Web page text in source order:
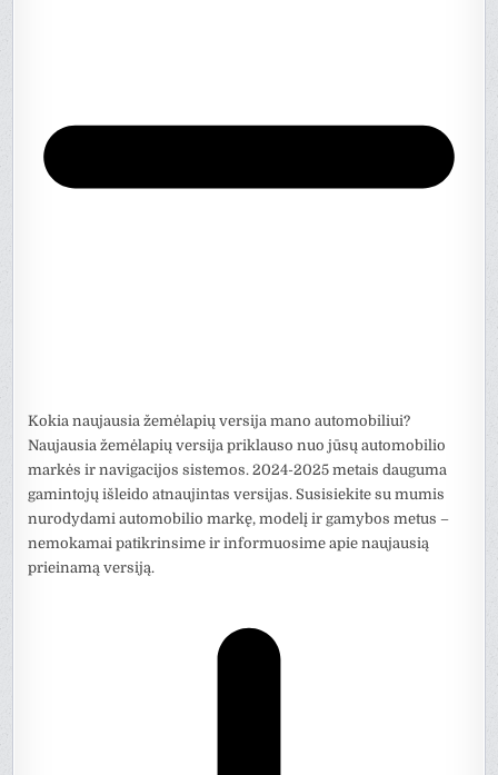
Kokia naujausia žemėlapių versija mano automobiliui?
Naujausia žemėlapių versija priklauso nuo jūsų automobilio
markės ir navigacijos sistemos. 2024-2025 metais dauguma
gamintojų išleido atnaujintas versijas. Susisiekite su mumis
nurodydami automobilio markę, modelį ir gamybos metus –
nemokamai patikrinsime ir informuosime apie naujausią
prieinamą versiją.